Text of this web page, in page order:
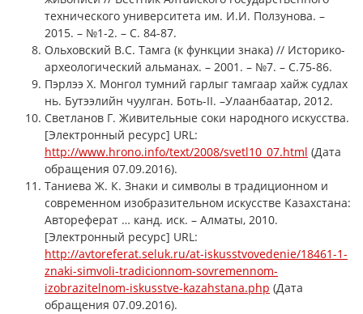
технического университета им. И.И. Ползунова. –
2015. – №1-2. – С. 84-87.
Ольховский В.С. Тамга (к функции знака) // Историко-
археологический альманах. – 2001. – №7. – С.75-86.
Пэрлээ Х. Монгол тумний гарлыг тамгаар хайж судлах
нь. Бутээлийн чуулган. Боть-II. –Улаанбаатар, 2012.
Светланов Г. Живительные соки народного искусства.
[Электронный ресурс] URL:
http://www.hrono.info/text/2008/svetl10_07.html (Дата
обращения 07.09.2016).
Таниева Ж. К. Знаки и символы в традиционном и
современном изобразительном искусстве Казахстана:
Автореферат … канд. иск. – Алматы, 2010.
[Электронный ресурс] URL:
http://avtoreferat.seluk.ru/at-iskusstvovedenie/18461-1-
znaki-simvoli-tradicionnom-sovremennom-
izobrazitelnom-iskusstve-kazahstana.php (Дата
обращения 07.09.2016).